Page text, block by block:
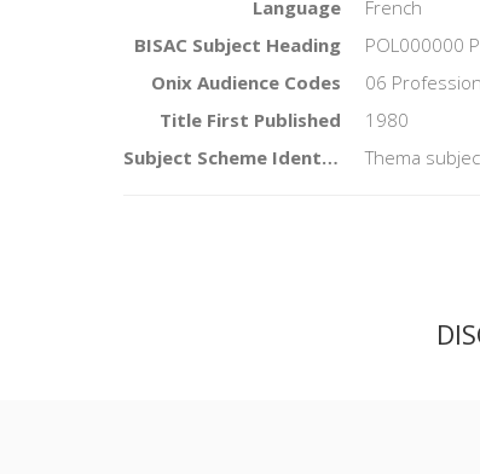
Language
French
BISAC Subject Heading
POL000000
Onix Audience Codes
06
Title First Published
1980
Subject Scheme Identifier Code
Thema